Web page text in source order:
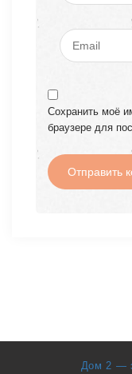
Сохранить моё
браузере для
Дом 2 —